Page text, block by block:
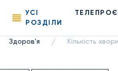
УСІ
РОЗДІЛИ
Здоров'я / Кількість